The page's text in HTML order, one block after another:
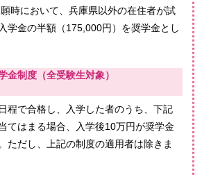
時において、兵庫県以外の在住者が試
学金の半額（175,000円）を奨学金とし
金制度（全受験生対象）
程で合格し、入学した者のうち、下記
てはまる場合、入学後10万円が奨学金
ただし、上記の制度の適用者は除きま